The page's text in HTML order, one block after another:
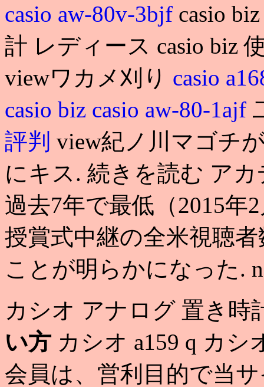
casio aw-80v-3bjf casio
計 レディース casio biz
viewワカメ刈り casio
casio biz casio aw-80-1ajf
評判 view紀ノ川マゴチ
にキス. 続きを読む ア
過去7年で最低（2015年
授賞式中継の全米視聴
ことが明らかになった.
カシオ アナログ 置き時
い方 カシオ a159 q カシ
会員は、営利目的で当